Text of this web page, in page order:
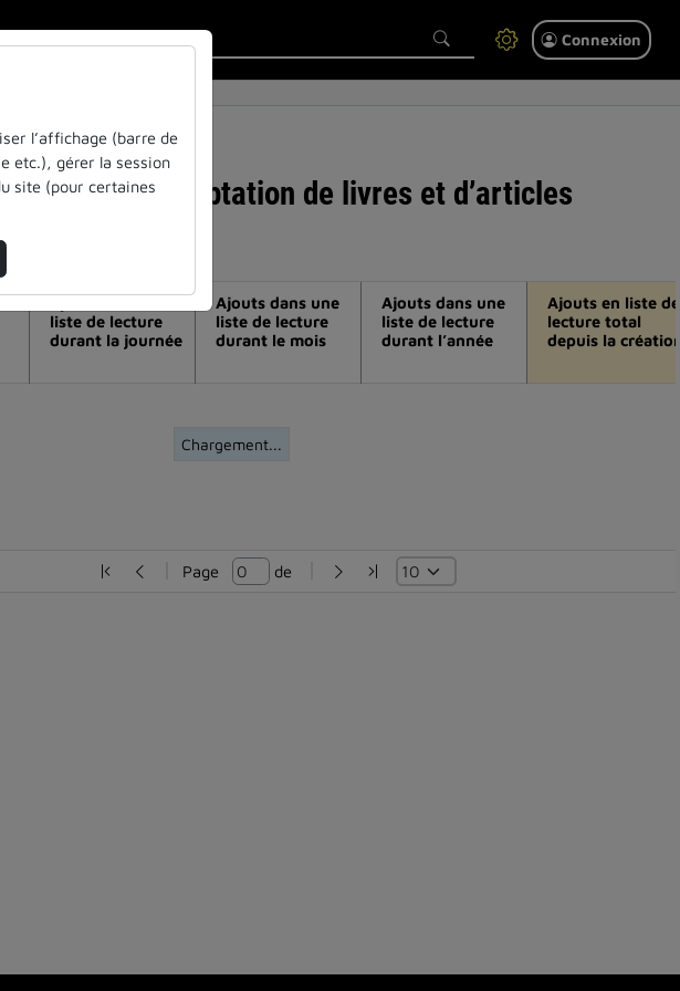
Connexion
des bu : l’adaptation de livres et d’articles
Chargement...
liste de lecture
durant la journée
Ajouts dans une
liste de lecture
durant le mois
Ajouts dans une
liste de lecture
durant l’année
Ajouts en liste de
lecture total
depuis la
Page de
l’affichage (barre de
etc.), gérer la session
site (pour certaines